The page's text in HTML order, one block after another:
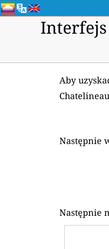
Aby
Następnie
Następnie